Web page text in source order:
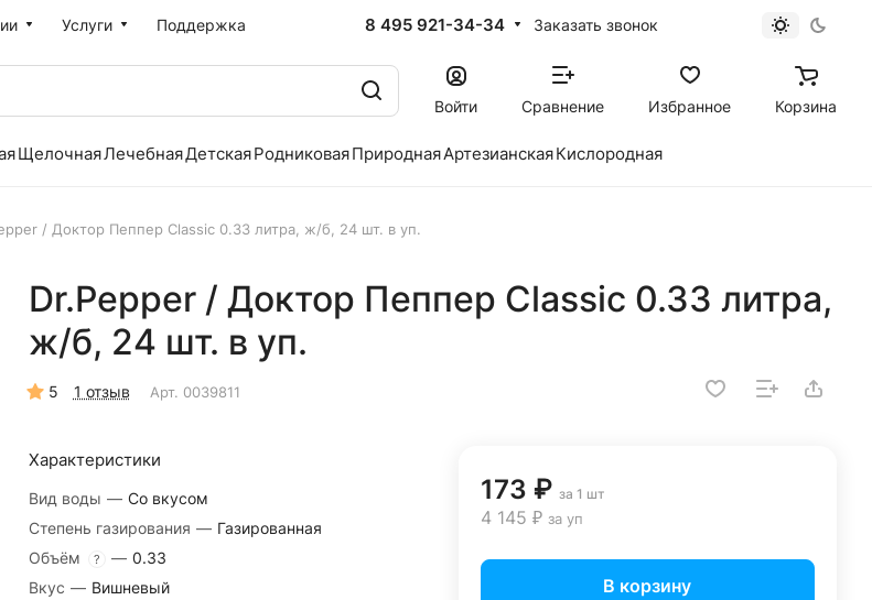
Услуги Поддержка 8 495 921-34-34 Заказать звонок
Войти Сравнение Избранное Корзина
ЩелочнаяЛечебнаяДетскаяРодниковаяПрироднаяАртезианскаяКислородная
/ Доктор Пеппер Classic 0.33 литра, ж/б, 24 шт. в уп.
Dr.Pepper / Доктор Пеппер Classic 0.33 литра,
ж/б, 24 шт. в уп.
5 1 отзыв Арт. 0039811
Характеристики
Вид воды — Со вкусом
Степень газирования — Газированная
Объём
? — 0.33
Вкус — Вишневый
173 ₽ за 1 шт
4 145 ₽ за уп
В корзину